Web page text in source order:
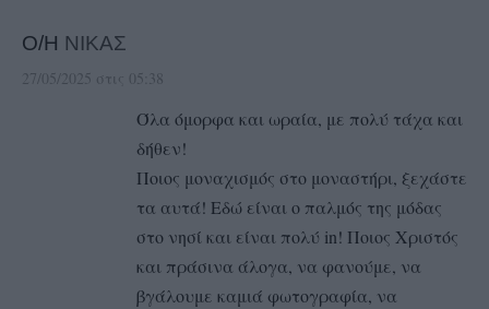
Ο/Η ΝΙΚΑΣ
27/05/2025 στις 05:38
Όλα όμορφα και ωραία, με πολύ τάχα και
δήθεν!
Ποιος μοναχισμός στο μοναστήρι, ξεχάστε
τα αυτά! Εδώ είναι ο παλμός της μόδας
στο νησί και είναι πολύ in! Ποιος Χριστός
και πράσινα άλογα, να φανούμε, να
βγάλουμε καμιά φωτογραφία, να